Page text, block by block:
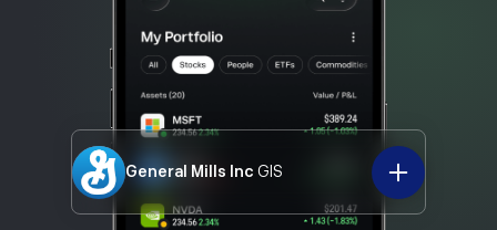
General Mills Inc GIS